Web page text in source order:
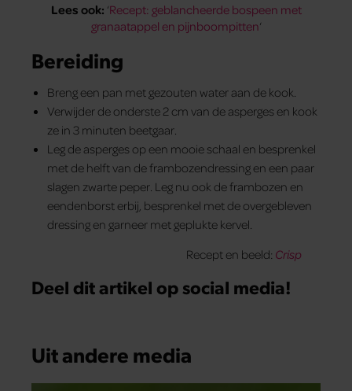
Lees ook: ‘Recept: geblancheerde bospeen met
granaatappel en pijnboompitten‘
Bereiding
Breng een pan met gezouten water aan de kook.
Verwijder de onderste 2 cm van de asperges en kook
ze in 3 minuten beetgaar.
Leg de asperges op een mooie schaal en besprenkel
met de helft van de frambozendressing en een paar
slagen zwarte peper. Leg nu ook de frambozen en
eendenborst erbij, besprenkel met de overgebleven
dressing en garneer met geplukte kervel.
Recept en beeld: Crisp
Deel dit artikel op social media!
Uit andere media